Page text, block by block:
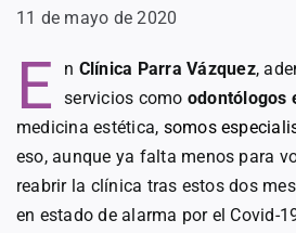
11 de mayo de 2020
E n Clínica Parra Vázquez,
servicios como odontólogos
medicina estética, somos
eso, aunque ya falta menos para
reabrir la clínica tras estos dos
en estado de alarma por el Covid-